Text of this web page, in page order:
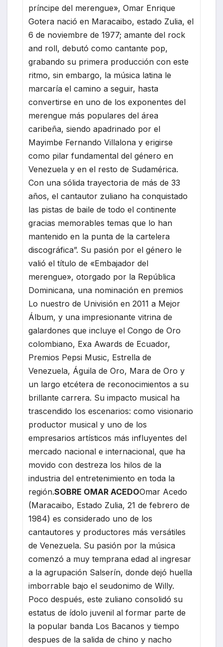
príncipe del merengue», Omar Enrique
Gotera nació en Maracaibo, estado Zulia, el
6 de noviembre de 1977; amante del rock
and roll, debutó como cantante pop,
grabando su primera producción con este
ritmo, sin embargo, la música latina le
marcaría el camino a seguir, hasta
convertirse en uno de los exponentes del
merengue más populares del área
caribeña, siendo apadrinado por el
Mayimbe Fernando Villalona y erigirse
como pilar fundamental del género en
Venezuela y en el resto de Sudamérica.
Con una sólida trayectoria de más de 33
años, el cantautor zuliano ha conquistado
las pistas de baile de todo el continente
gracias memorables temas que lo han
mantenido en la punta de la cartelera
discográfica”. Su pasión por el género le
valió el título de «Embajador del
merengue», otorgado por la República
Dominicana, una nominación en premios
Lo nuestro de Univisión en 2011 a Mejor
Álbum, y una impresionante vitrina de
galardones que incluye el Congo de Oro
colombiano, Exa Awards de Ecuador,
Premios Pepsi Music, Estrella de
Venezuela, Águila de Oro, Mara de Oro y
un largo etcétera de reconocimientos a su
brillante carrera. Su impacto musical ha
trascendido los escenarios: como visionario
productor musical y uno de los
empresarios artísticos más influyentes del
mercado nacional e internacional, que ha
movido con destreza los hilos de la
industria del entretenimiento en toda la
región.SOBRE OMAR ACEDOOmar Acedo
(Maracaibo, Estado Zulia, 21 de febrero de
1984) es considerado uno de los
cantautores y productores más versátiles
de Venezuela. Su pasión por la música
comenzó a muy temprana edad al ingresar
a la agrupación Salserín, donde dejó huella
imborrable bajo el seudonimo de Willy.
Poco después, este zuliano consolidó su
estatus de ídolo juvenil al formar parte de
la popular banda Los Bacanos y tiempo
despues de la salida de chino y nacho